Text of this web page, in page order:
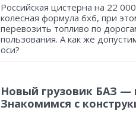
Российская цистерна на 22
колесная формула 6х6, при
перевозить топливо по
пользования. А как же
оси?
Новый грузовик БАЗ —
Знакомимся с